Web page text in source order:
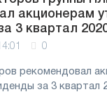
акционерам
3 квартал
0
рекомендовал
за 3 квартал